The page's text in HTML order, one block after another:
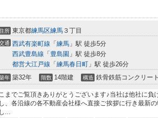
所 東京都練馬区練馬 ３丁目
通 西武有楽町線 「 練馬 」駅 徒歩5分
西武豊島線 「 豊島園 」駅 徒歩8分
都営大江戸線 「 練馬春日町 」駅 徒歩26分
年 築32年 階数 14階建 構造 鉄骨鉄筋コンクリート
までご覧頂きありがとうございます♪当社は他社に負
、各沿線の各不動産会社様へ直接ご挨拶に行き最新
...